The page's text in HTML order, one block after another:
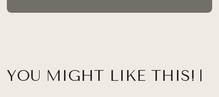
YOU MIGHT LIKE THIS!